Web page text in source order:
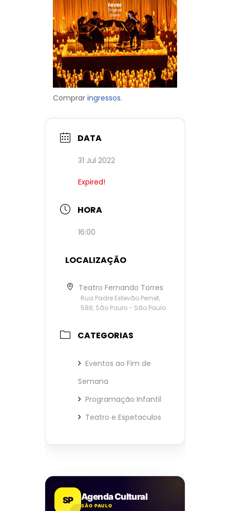
Comprar ingressos.
DATA
31 Jul 2022
Expired!
HORA
16:00
LOCALIZAÇÃO
Teatro Fernando Torres
Rua Padre Estevão Pernet,
588, São Paulo - São Paulo
CATEGORIAS
Eventos ao Fim de
Semana
Programação Infantil
Teatro e Espetaculos
SP Agenda Cultural
SÃO PAULO